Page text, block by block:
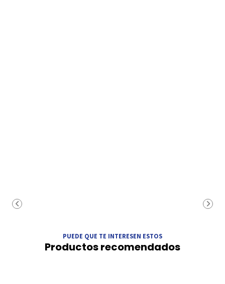
PUEDE QUE TE INTERESEN ESTOS
Productos recomendados